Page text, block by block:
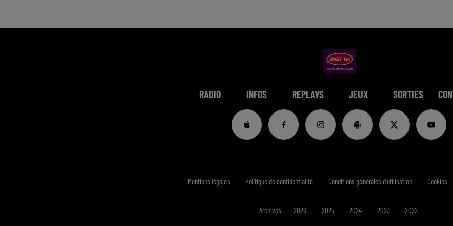
RADIO INFOS REPLAYS JEUX SORTIES
Mentions légales Politique de confidentialité Conditions générales d'utilisation Cookies
Archives 2026 2025 2024 2023 2022